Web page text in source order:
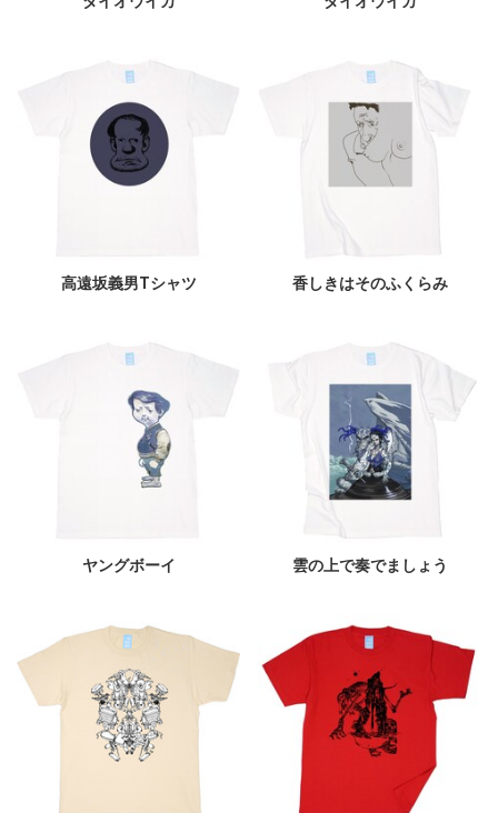
高遠坂義男Tシャツ 香しきはそのふくらみ
ヤングボーイ 雲の上で奏でましょう